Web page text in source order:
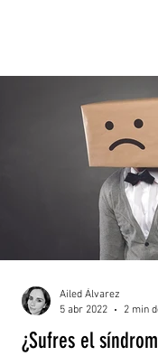
¿Sufres el
Ailed Álvarez
5 abr 2022
2 min